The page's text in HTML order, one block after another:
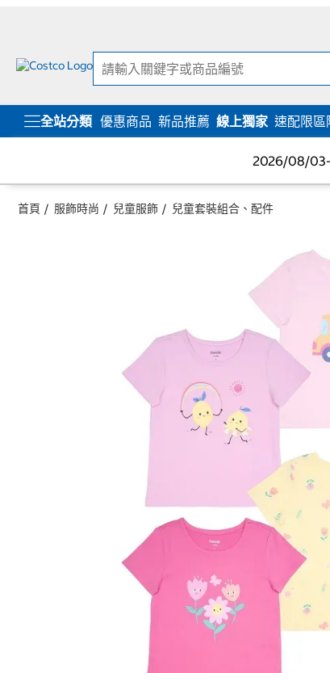
全站分類 優惠商品 新品推薦 線上獨家 速配限區
2026/08/
首頁 服飾時尚 兒童服飾 兒童套裝組合、配件